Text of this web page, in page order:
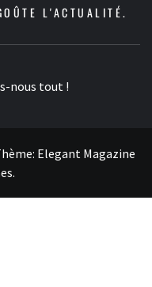
L'ACTUALITÉ.
nous tout !
Elegant Magazine
.